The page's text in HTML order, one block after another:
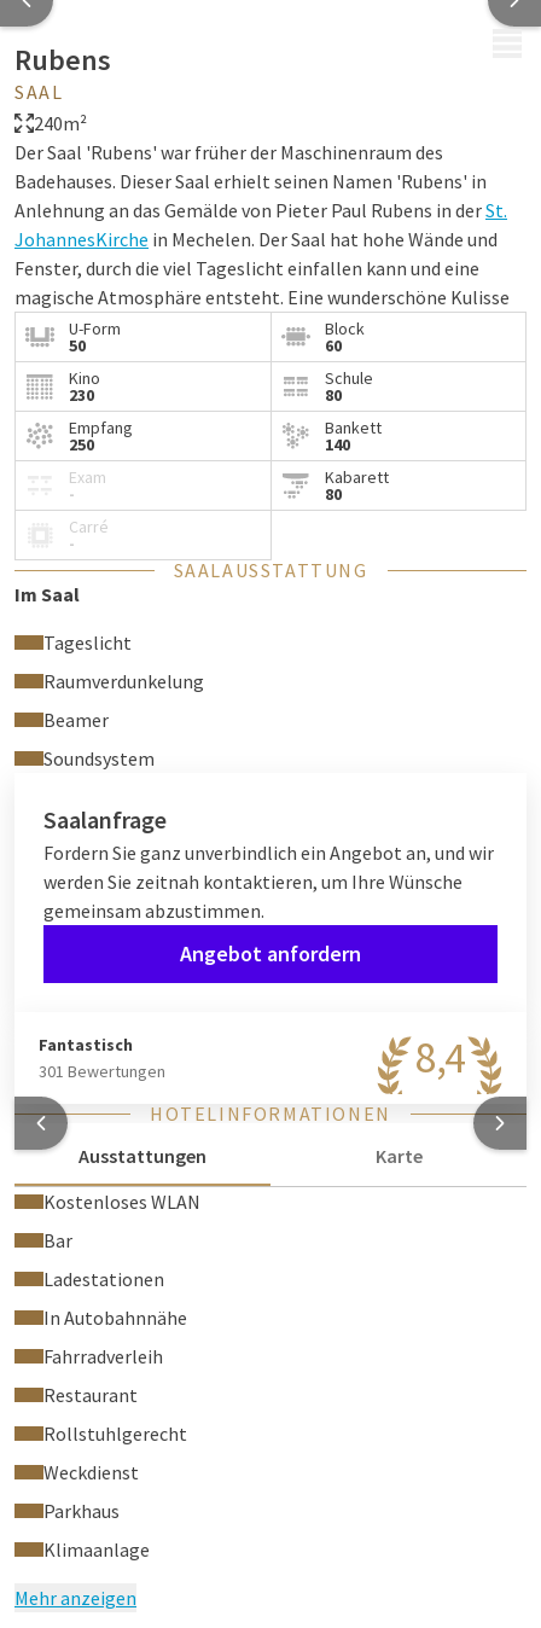
Rubens
SAAL
240m²
Der Saal 'Rubens' war früher der Maschinenraum des
Badehauses. Dieser Saal erhielt seinen Namen 'Rubens' in
Anlehnung an das Gemälde von Pieter Paul Rubens in derSt.
JohannesKirche in Mechelen. Der Saal hat hohe Wände und
Fenster, durch die viel Tageslicht einfallen kann und eine
magische Atmosphäre entsteht. Eine wunderschöne Kulisse
für Hochzeiten, Firmenveranstaltungen und Tagungen.
Unsere Räume sind standardmäßig mit folgenden
Einrichtungen ausgestattet:
Wasser
Pfefferminzbonbons
Notizblöcke und Stifte
Beamer und Projektionsleinwand oder TV-Bildschirm
Flipchart
Kostenloses WLAN
U-Form
50
Block
60
Kino
230
Schule
80
Empfang
250
Bankett
140
Exam
-
Kabarett
80
Carré
-
SAALAUSSTATTUNG
Im Saal
Tageslicht
Raumverdunkelung
Beamer
Soundsystem
Saalanfrage
Fordern Sie ganz unverbindlich ein Angebot an, und wir
werden Sie zeitnah kontaktieren, um Ihre Wünsche
gemeinsam abzustimmen.
Angebot anfordern
8,4
Fantastisch
301 Bewertungen
HOTELINFORMATIONEN
Ausstattungen
Karte
Kostenloses WLAN
Bar
Ladestationen
In Autobahnnähe
Fahrradverleih
Restaurant
Rollstuhlgerecht
Weckdienst
Parkhaus
Klimaanlage
Mehr anzeigen